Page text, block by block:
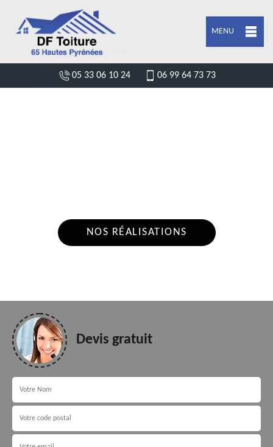
MENU
05 33 06 10 24 06 99 64 73 73
NOS RÉALISATIONS
Devis gratuit